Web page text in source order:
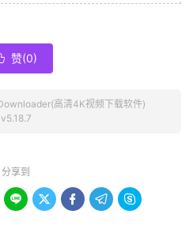
赞(0)
高清4K视频下载软件)
v5.18.7
分享到
    